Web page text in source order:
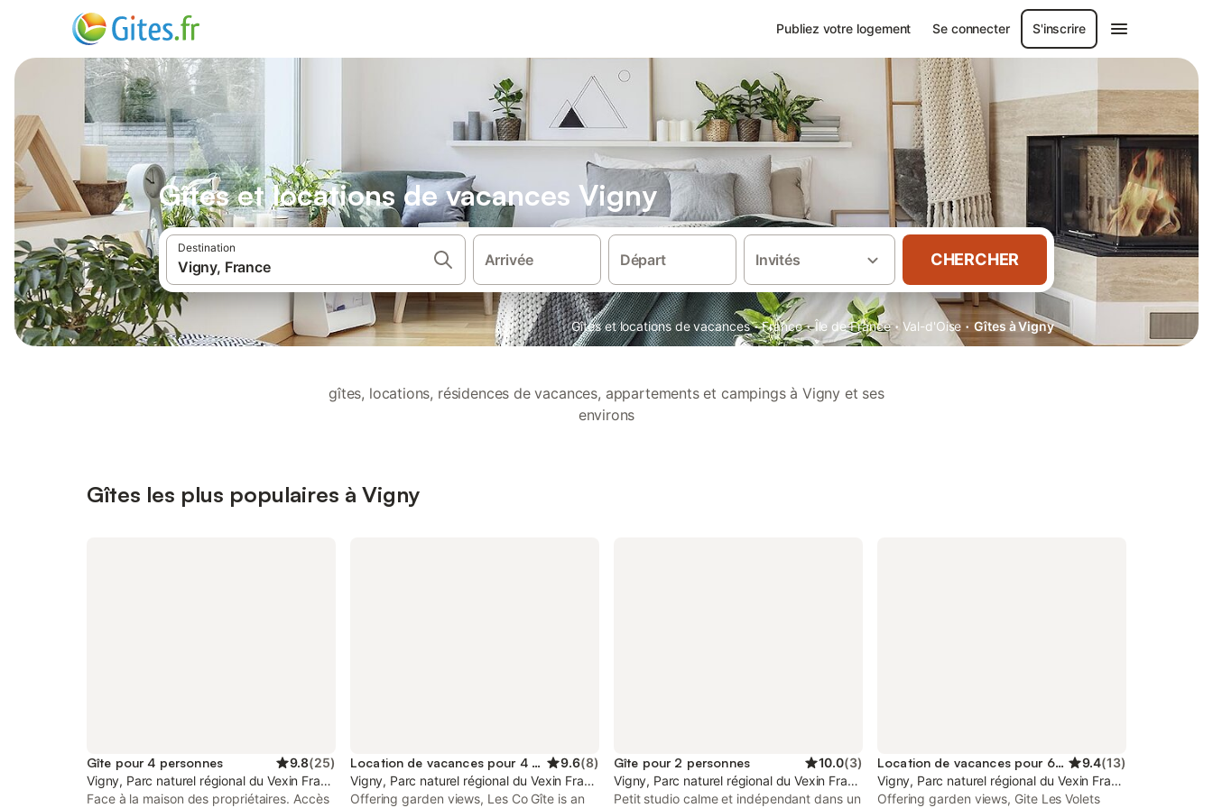
Publiez votre logement Se connecter S'inscrire
Gîtes et locations de vacances Vigny
Destination
Arrivée Départ Invités CHERCHER
Gîtes et locations de vacances · France · Île de France · Val-d'Oise · Gîtes à Vigny
gîtes, locations, résidences de vacances, appartements et campings à Vigny et ses
environs
Gîtes les plus populaires à Vigny
Gîte pour 4 personnes 9.8(25)
Vigny, Parc naturel régional du Vexin Français
Face à la maison des propriétaires. Accès
Location de vacances pour 4 personnes 9.6(8)
Vigny, Parc naturel régional du Vexin Français
Offering garden views, Les Co Gîte is an
Gîte pour 2 personnes 10.0(3)
Vigny, Parc naturel régional du Vexin Français
Petit studio calme et indépendant dans un
Location de vacances pour 6 personnes 9.4(13)
Vigny, Parc naturel régional du Vexin Français
Offering garden views, Gite Les Volets